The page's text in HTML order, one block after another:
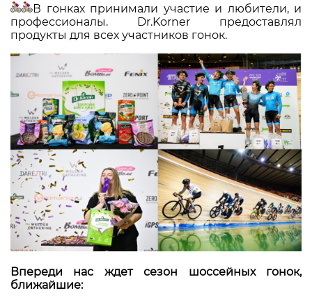
В гонках принимали участие и любители, и
профессионалы. Dr.Korner предоставлял
продукты для всех участников гонок.
Впереди нас ждет сезон шоссейных гонок,
ближайшие: